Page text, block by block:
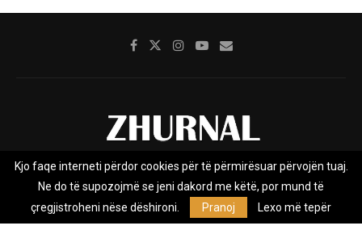
Rreth nesh Impresumi Marketing
Privacy Policy
Zhurnal.mk është Agjenci e Lajmeve e pavarur, e themeluar në vitin
Kjo faqe interneti përdor cookies për të përmirësuar përvojën tuaj.
Ne do të supozojmë se jeni dakord me këtë, por mund të
çregjistroheni nëse dëshironi.
Pranoj Lexo më tepër